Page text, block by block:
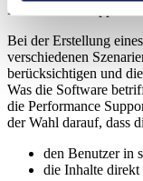
Performance Support
Bei der Erstellung
verschiedenen
berücksichtigen und
Was die Software
die Performance
der Wahl darauf, dass
den Benutzer in
die Inhalte direkt